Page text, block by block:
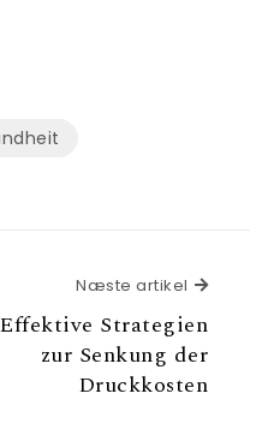
Næste artikel Næste
Effektive Strategien
zur Senkung der
Druckkosten